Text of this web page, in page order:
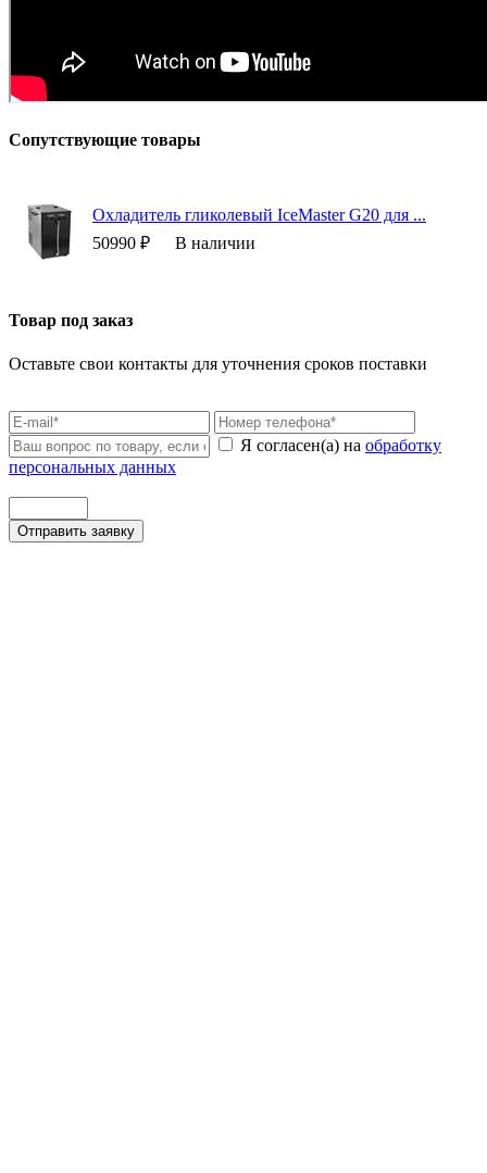
Сопутствующие товары
Охладитель гликолевый IceMaster G20 для ...
50990 ₽
В наличии
Товар под заказ
Оставьте свои контакты для уточнения сроков поставки
Я согласен(а) на обработку
персональных данных
Отправить заявку